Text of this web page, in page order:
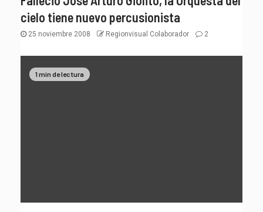
cielo tiene nuevo percusionista
25 noviembre 2008 Regionvisual Colaborador 2
1 min de lectura